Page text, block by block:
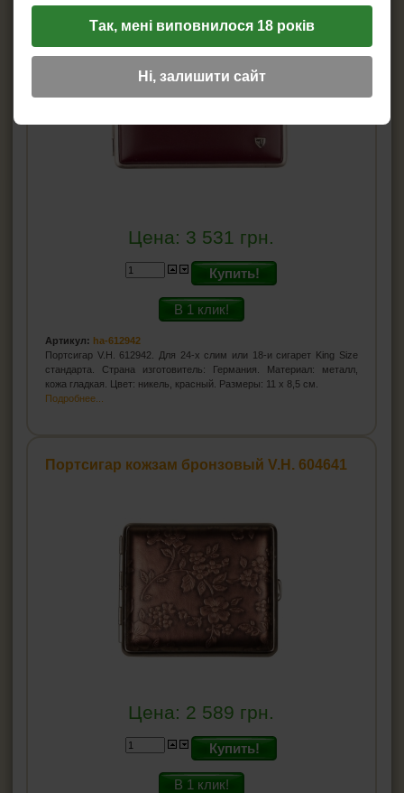
Цена: 3 531 грн.
Купить!
В 1 клик!
Артикул: ha-612942
Портсигар V.H. 612942. Для 24-х слим или 18-и сигарет King Size
стандарта. Страна изготовитель: Германия. Материал: металл,
кожа гладкая. Цвет: никель, красный. Размеры: 11 x 8,5 см.
Подробнее...
Портсигар кожзам бронзовый V.H. 604641
Цена: 2 589 грн.
Купить!
В 1 клик!
Так, мені виповнилося 18 років
Ні, залишити сайт